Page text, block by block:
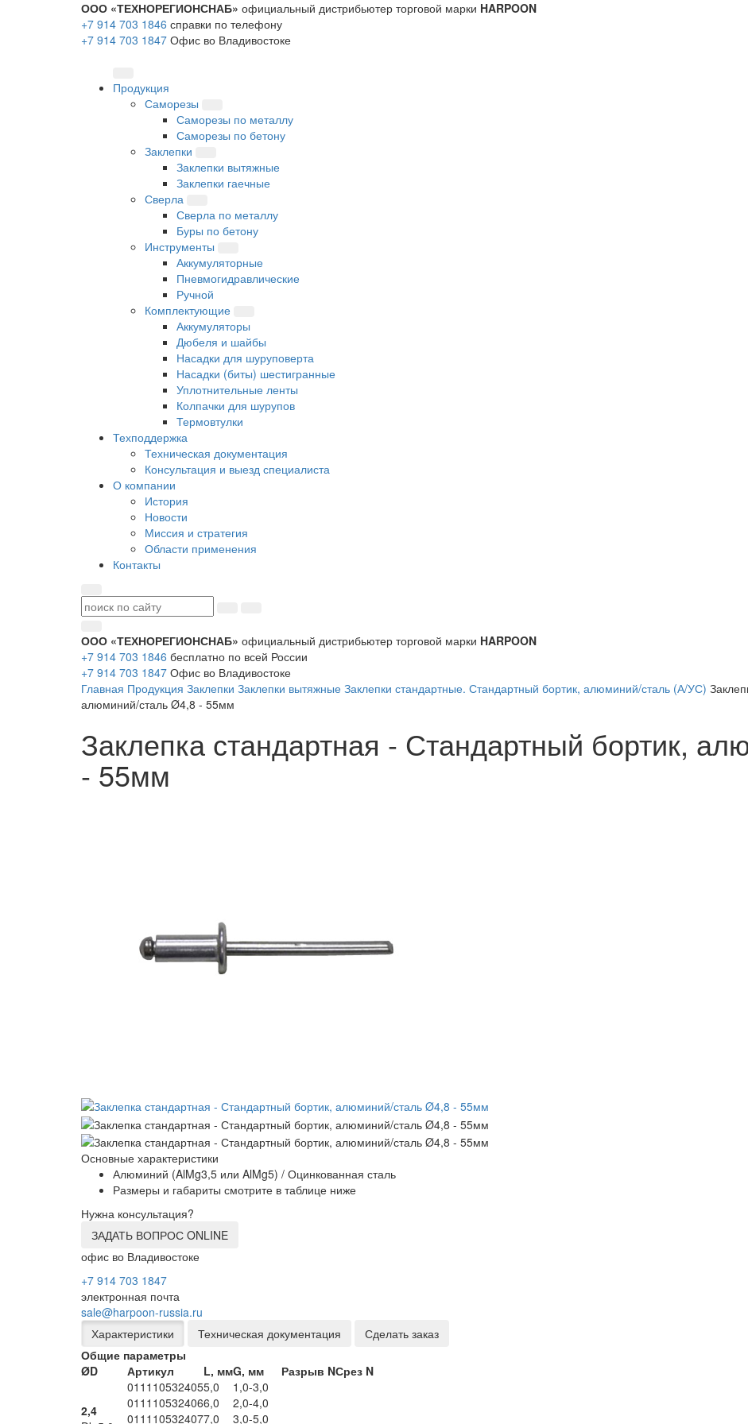
ООО «ТЕХНОРЕГИОНСНАБ» официальный дистрибьютер торговой марки HARPOON
+7 914 703 1846 справки по телефону
+7 914 703 1847 Офис во Владивостоке
Продукция
Саморезы
Саморезы по металлу
Саморезы по бетону
Заклепки
Заклепки вытяжные
Заклепки гаечные
Сверла
Сверла по металлу
Буры по бетону
Инструменты
Аккумуляторные
Пневмогидравлические
Ручной
Комплектующие
Аккумуляторы
Дюбеля и шайбы
Насадки для шуруповерта
Насадки (биты) шестигранные
Уплотнительные ленты
Колпачки для шурупов
Термовтулки
Техподдержка
Техническая документация
Консультация и выезд специалиста
О компании
История
Новости
Миссия и стратегия
Области применения
Контакты
ООО «ТЕХНОРЕГИОНСНАБ» официальный дистрибьютер торговой марки HARPOON
+7 914 703 1846 бесплатно по всей России
+7 914 703 1847 Офис во Владивостоке
Главная Продукция Заклепки Заклепки вытяжные Заклепки стандартные. Стандартный бортик, алюминий/сталь (А/УС)
алюминий/сталь Ø4,8 - 55мм
Заклепка стандартная - Стандартный бортик,
- 55мм
Основные характеристики
Алюминий (AlMg3,5 или AlMg5) / Оцинкованная сталь
Размеры и габариты смотрите в таблице ниже
Нужна консультация?
ЗАДАТЬ ВОПРОС ONLINE
офис во Владивостоке
+7 914 703 1847
электронная почта
sale@harpoon-russia.ru
Характеристики
Техническая документация
Сделать заказ
Общие параметры
ØD
Артикул L, ммG, мм Разрыв NСрез N
2,4
0111105324055,0 1,0-3,0
0111105324066,0
2,0-4,0
0111105324077,0
3,0-5,0